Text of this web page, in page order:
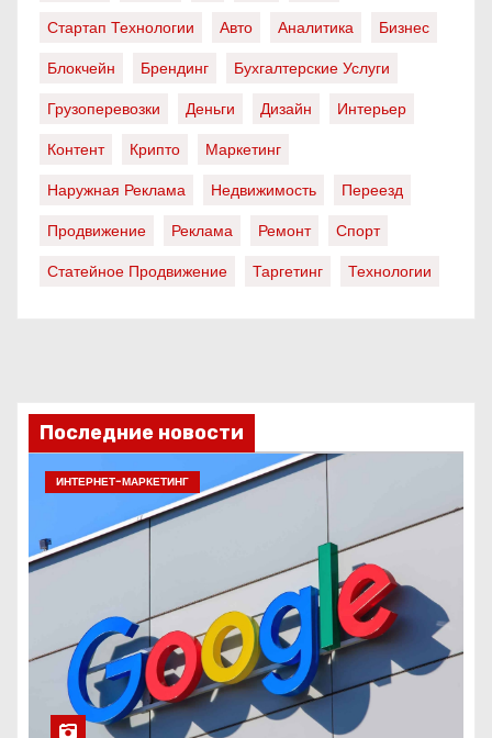
Стартап Технологии
Авто Аналитика
Бизнес
Блокчейн
Брендинг
Бухгалтерские Услуги
Грузоперевозки
Деньги Дизайн
Интерьер
Контент
Крипто
Маркетинг
Наружная Реклама
Недвижимость
Переезд
Продвижение
Реклама Ремонт
Спорт
Статейное Продвижение
Таргетинг Технологии
Последние новости
ИНТЕРНЕТ-МАРКЕТИНГ